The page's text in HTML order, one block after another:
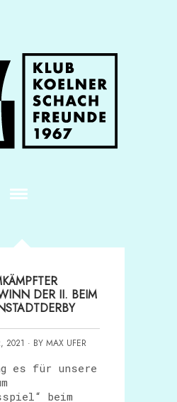
DER II. BEIM
2021 · BY MAX UFER
es für unsere
beim